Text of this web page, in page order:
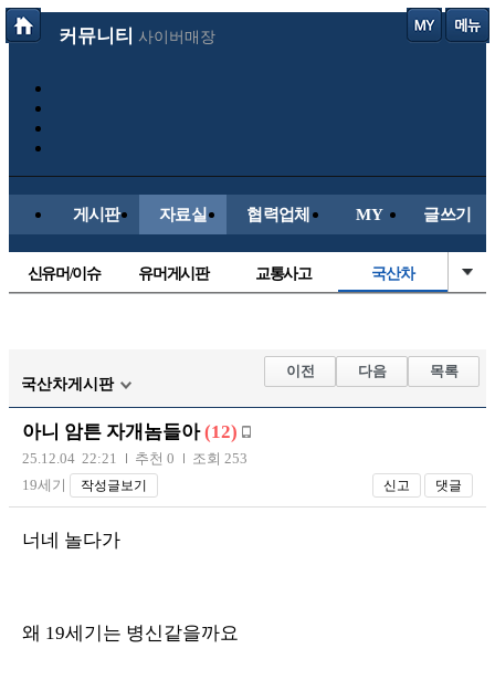
커뮤니티 사이버매장
게시판 자료실 협력업체 MY 글쓰기
신유머/이슈 유머게시판 교통사고 국산차
자유사진 군사/무기
트럭/버스
장착시공사진
국산차게시판
이전 다음 목록
아니 암튼 자개놈들아 (12)
25.12.04 22:21 추천 0
조회 253
19세기
작성글보기 신고 댓글
너네 놀다가
왜 19세기는 병신같을까요